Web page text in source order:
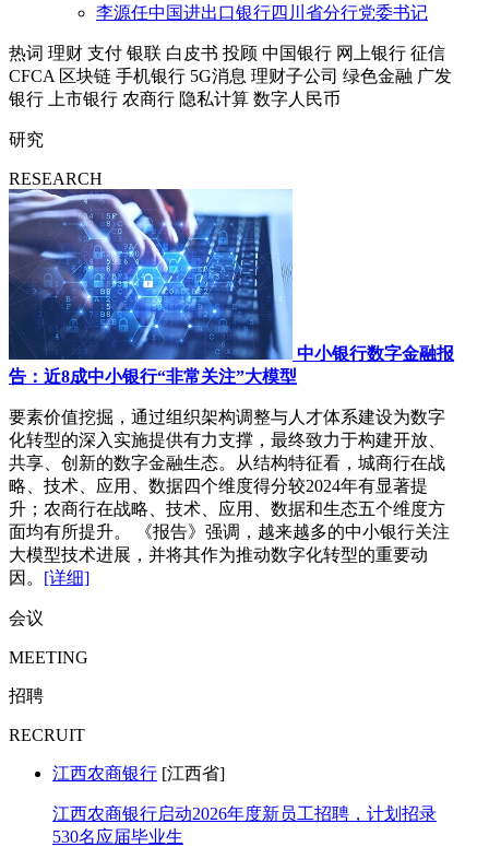
李源任中国进出口银行四川省分行党委书记
热词 理财 支付 银联 白皮书 投顾 中国银行 网上银行 征信
CFCA 区块链 手机银行 5G消息 理财子公司 绿色金融 广发
银行
上市银行 农商行 隐私计算 数字人民币
研究
RESEARCH
中小银行数字金融报
告：近8成中小银行“非常关注”大模型
要素价值挖掘，通过组织架构调整与人才体系建设为数字
化转型的深入实施提供有力支撑，最终致力于构建开放、
共享、创新的数字金融生态。从结构特征看，城商行在战
略、技术、应用、数据四个维度得分较2024年有显著提
升；农商行在战略、技术、应用、数据和生态五个维度方
面均有所提升。 《报告》强调，越来越多的中小银行关注
大模型技术进展，并将其作为推动数字化转型的重要动
因。 [详细]
会议
MEETING
招聘
RECRUIT
江西农商银行 [江西省]
江西农商银行启动2026年度新员工招聘，计划招录
530名应届毕业生